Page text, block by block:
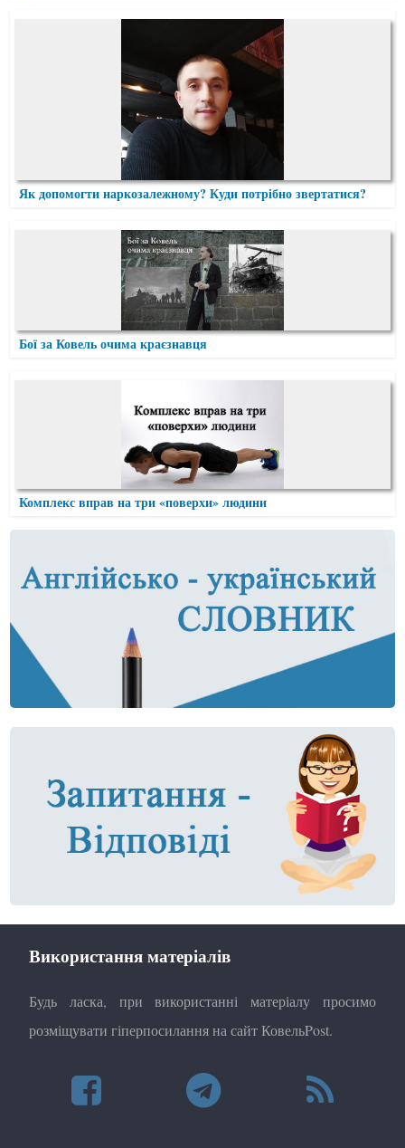
Як допомогти наркозалежному? Куди потрібно звертатися?
Бої за Ковель очима краєзнавця
Комплекс вправ на три «поверхи» людини
Використання матеріалів
Будь ласка, при використанні матеріалу просимо
розміщувати гіперпосилання на сайт КовельPost.